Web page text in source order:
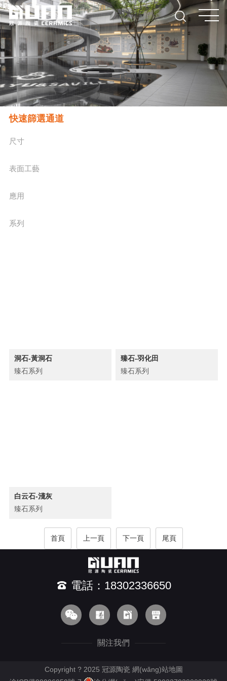
快速篩選通道
尺寸
表面工藝
應用
系列
洞石-黃洞石
臻石系列
臻石-羽化田
臻石系列
白云石-淺灰
臻石系列
首頁 上一頁 下一頁 尾頁
電話：18302336650
關注我們
Copyright ? 2025 冠源陶瓷 網(wǎng)站地圖